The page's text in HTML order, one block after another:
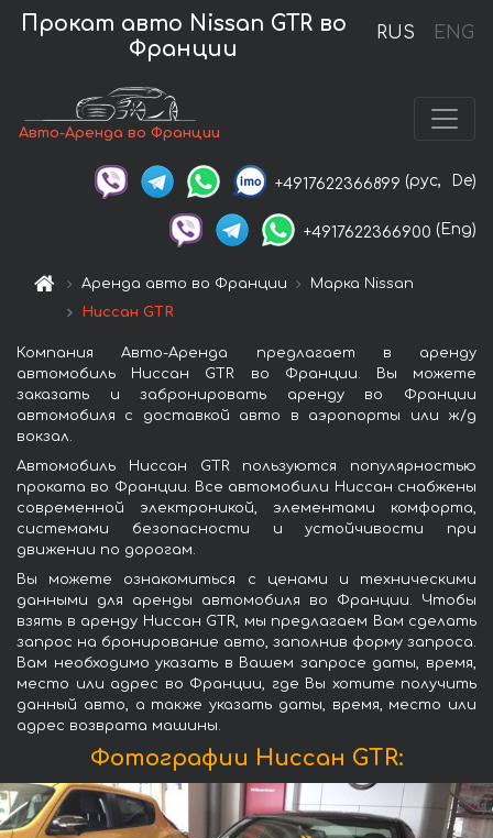
RUS ENG
Прокат авто Nissan GTR во
Франции
Авто-Аренда во Франции
+4917622366899 (рус, De)
+4917622366900 (Eng)
Аренда авто во Франции
Марка Nissan
Ниссан GTR
Компания Авто-Аренда предлагает в аренду
автомобиль Ниссан GTR во Франции. Вы можете
заказать и забронировать аренду во Франции
автомобиля с доставкой авто в аэропорты или ж/д
вокзал.
Автомобиль Ниссан GTR пользуются популярностью
проката во Франции. Все автомобили Ниссан снабжены
современной электроникой, элементами комфорта,
системами безопасности и устойчивости при
движении по дорогам.
Вы можете ознакомиться с ценами и техническими
данными для аренды автомобиля во Франции. Чтобы
взять в аренду Ниссан GTR, мы предлагаем Вам сделать
запрос на бронирование авто, заполнив форму запроса.
Вам необходимо указать в Вашем запросе даты, время,
место или адрес во Франции, где Вы хотите получить
данный авто, а также указать даты, время, место или
адрес возврата машины.
Фотографии Ниссан GTR: